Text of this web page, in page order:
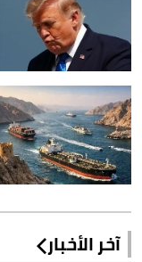
آخر الأخبار